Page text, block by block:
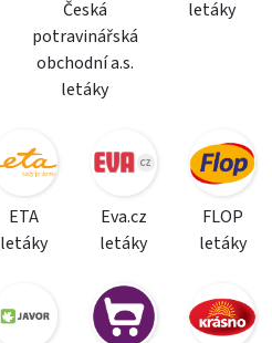
Česká
potravinářská
obchodní a.s.
letáky
letáky
ETA
letáky
Eva.cz
letáky
FLOP
letáky